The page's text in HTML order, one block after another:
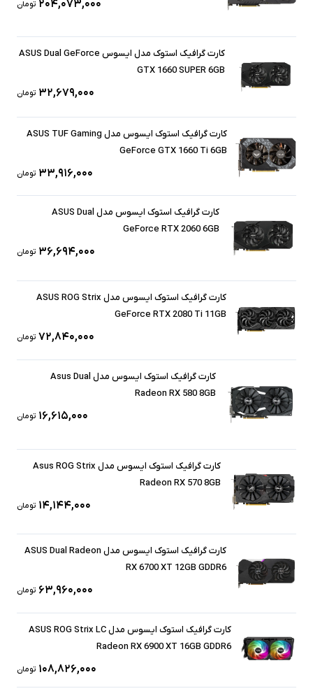
۲۰۴,۰۷۳,۰۰۰ تومان
کارت گرافیک استوک مدل ایسوس ASUS Dual GeForce
GTX 1660 SUPER 6GB
۳۲,۶۷۹,۰۰۰ تومان
کارت گرافیک استوک ایسوس مدل ASUS TUF Gaming
GeForce GTX 1660 Ti 6GB
۳۳,۹۱۶,۰۰۰ تومان
کارت گرافیک استوک ایسوس مدل ASUS Dual
GeForce RTX 2060 6GB
۳۶,۶۹۴,۰۰۰ تومان
کارت گرافیک استوک ایسوس مدل ASUS ROG Strix
GeForce RTX 2080 Ti 11GB
۷۲,۸۴۰,۰۰۰ تومان
کارت گرافیک استوک ایسوس مدل Asus Dual
Radeon RX 580 8GB
۱۶,۶۱۵,۰۰۰ تومان
کارت گرافیک استوک ایسوس مدل Asus ROG Strix
Radeon RX 570 8GB
۱۴,۱۴۴,۰۰۰ تومان
کارت گرافیک استوک ایسوس مدل ASUS Dual Radeon
RX 6700 XT 12GB GDDR6
۶۳,۹۶۰,۰۰۰ تومان
کارت گرافیک استوک ایسوس مدل ASUS ROG Strix LC
Radeon RX 6900 XT 16GB GDDR6
۱۰۸,۸۲۶,۰۰۰ تومان